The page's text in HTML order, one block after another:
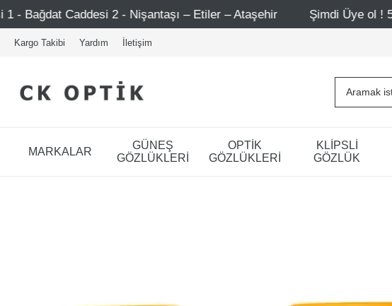
2 - Nişantaşı – Etiler – Ataşehir Şimdi Üye ol ! 5000 TL üzeri ilk
Kargo Takibi Yardım İletişim
MARKALAR
GÜNEŞ
GÖZLÜKLERİ
OPTİK
GÖZLÜKLERİ
KLİPSLİ
GÖZLÜK